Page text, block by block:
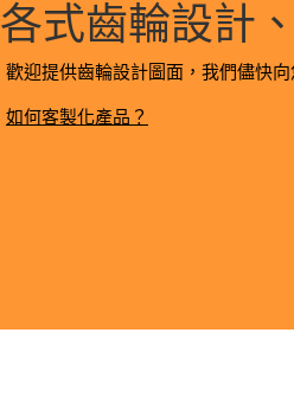
各式齒輪設計
歡迎提供齒輪設計圖面，我們儘快
如何客製化產品？